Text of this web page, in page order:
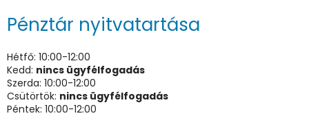
Pénztár nyitvatartása
Hétfő: 10:00-12:00
Kedd: nincs ügyfélfogadás
Szerda: 10:00-12:00
Csütörtök: nincs ügyfélfogadás
Péntek: 10:00-12:00